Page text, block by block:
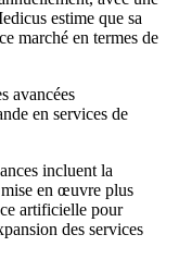
estime que sa
marché en termes de
avancées
en services de
incluent la
en œuvre plus
artificielle pour
des services